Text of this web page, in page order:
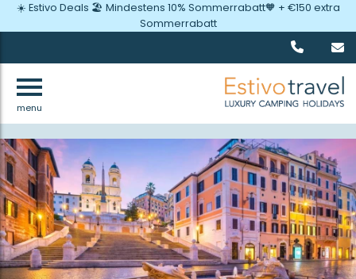
menu
☀️ Estivo Deals 🏖️ Mindestens 10% Sommerrabatt🧡 + €150 extra
Sommerrabatt